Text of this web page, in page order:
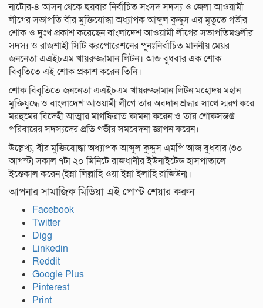
নাটোর-৪ আসন থেকে ছয়বার নির্বাচিত সংসদ সদস্য ও জেলা আওয়ামী
লীগের সভাপতি বীর মুক্তিযোদ্ধা অধ্যাপক আব্দুল কুদ্দুস এর মৃতূতে গভীর
শোক ও দুঃখ প্রকাশ করেছেন বাংলাদেশ আওয়ামী লীগের সভাপতিমণ্ডলীর
সদস্য ও রাজশাহী সিটি করপোরেশনের পুনঃনির্বাচিত মাননীয় মেয়র
জননেতা এএইচএম খায়রুজ্জামান লিটন। আজ বুধবার এক শোক
বিবৃতিতে এই শোক প্রকাশ করেন তিনি।
শোক বিবৃতিতে জননেতা এএইচএম খায়রুজ্জামান লিটন মহোদয় মহান
মুক্তিযুদ্ধে ও বাংলাদেশ আওয়ামী লীগে তার অবদান শ্রদ্ধার সাথে স্মরণ করে
মরহুমের বিদেহী আত্মার মাগফিরাত কামনা করেন ও তার শোকসন্তপ্ত
পরিবারের সদস্যদের প্রতি গভীর সমবেদনা জ্ঞাপন করেন।
উল্লেখ্য, বীর মুক্তিযোদ্ধা অধ্যাপক আব্দুল কুদ্দুস এমপি আজ বুধবার (৩০
আগস্ট) সকাল ৭টা ২০ মিনিটে রাজধানীর ইউনাইটেড হাসপাতালে
ইন্তেকাল করেন (ইন্না লিল্লাহি ওয়া ইন্না ইলাহি রাজিউন)।
আপনার সামাজিক মিডিয়া এই পোস্ট শেয়ার করুন
Facebook
Twitter
Digg
Linkedin
Reddit
Google Plus
Pinterest
Print